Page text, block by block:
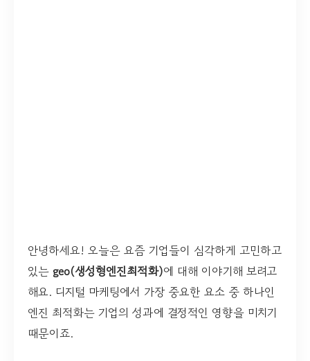
안녕하세요! 오늘은 요즘 기업들이 심각하게 고민하고
있는 geo(생성형엔진최적화)에 대해 이야기해 보려고
해요. 디지털 마케팅에서 가장 중요한 요소 중 하나인
엔진 최적화는 기업의 성과에 결정적인 영향을 미치기
때문이죠.